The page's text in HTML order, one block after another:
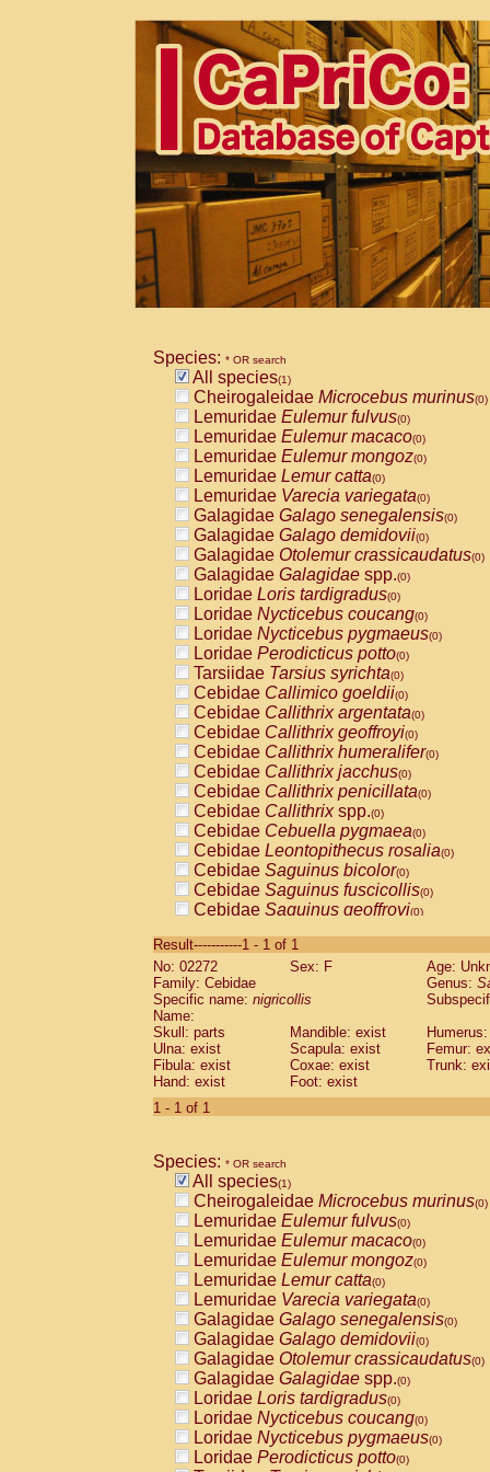
Species: * OR search
All species(1)
Cheirogaleidae Microcebus murinus(0)
Lemuridae Eulemur fulvus(0)
Lemuridae Eulemur macaco(0)
Lemuridae Eulemur mongoz(0)
Lemuridae Lemur catta(0)
Lemuridae Varecia variegata(0)
Galagidae Galago senegalensis(0)
Galagidae Galago demidovii(0)
Galagidae Otolemur crassicaudatus(0)
Galagidae Galagidae spp.(0)
Loridae Loris tardigradus(0)
Loridae Nycticebus coucang(0)
Loridae Nycticebus pygmaeus(0)
Loridae Perodicticus potto(0)
Tarsiidae Tarsius syrichta(0)
Cebidae Callimico goeldii(0)
Cebidae Callithrix argentata(0)
Cebidae Callithrix geoffroyi(0)
Cebidae Callithrix humeralifer(0)
Cebidae Callithrix jacchus(0)
Cebidae Callithrix penicillata(0)
Cebidae Callithrixspp.(0)
Cebidae Cebuella pygmaea(0)
Cebidae Leontopithecus rosalia(0)
Cebidae Saguinus bicolor(0)
Cebidae Saguinus fuscicollis(0)
Cebidae Saguinus geoffroyi(0)
CebidaeSaguinus labiatus(0)
Cebidae Saguinus leucopus (0)
Cebidae
CebidaeSaguinus mystax
Cebidae Saguinus nigricollis (1)
Cebidae Saguinus oedipus
Cebidae Saguinus weddelli
Cebidae Saguinusspp.
Cebidae
CebidaeCebus capucinus
CebidaeCebus nigrivittatus
CebidaeCebus spp.(0)
CebidaeSaimiri boliviensis(0)
CebidaeSaimiri sciureus(0)
AtelidaeAlouatta caraya(0)
AtelidaeAlouatta fusca(0)
AtelidaeAlouatta seniculus(0)
AtelidaeAlouattaspp.(0)
AtelidaeAteles belzebuth(0)
AtelidaeAteles geoffroyi(0)
AtelidaeAteles paniscus(0)
AtelidaeAtelesspp.(0)
AtelidaeLagothrix lagothricha(0)
AtelidaeLagothrix lagothricha cana
PitheciidaeCacajao calvus
Result-----------1 - 1 of 1
No: 02272
Sex: F
Age:
Family: Cebidae
Genus:
Specific name: nigricollis
Name:
Skull: parts
Mandible: exist
Ulna: exist
Scapula: exist
Femur:
Fibula: exist
Coxae: exist
Trunk:
Hand: exist
Foot: exist
1 - 1 of 1
Species: * OR search
All species(1)
Cheirogaleidae Microcebus murinus(0)
Lemuridae Eulemur fulvus(0)
Lemuridae Eulemur macaco(0)
Lemuridae Eulemur mongoz(0)
Lemuridae Lemur catta(0)
Lemuridae Varecia variegata(0)
Galagidae Galago senegalensis(0)
Galagidae Galago demidovii(0)
Galagidae Otolemur crassicaudatus(0)
Galagidae Galagidae spp.(0)
Loridae Loris tardigradus(0)
Loridae Nycticebus coucang(0)
Loridae Nycticebus pygmaeus(0)
Loridae Perodicticus potto(0)